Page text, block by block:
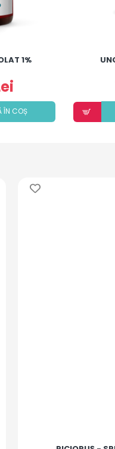
1%
ÎN COȘ